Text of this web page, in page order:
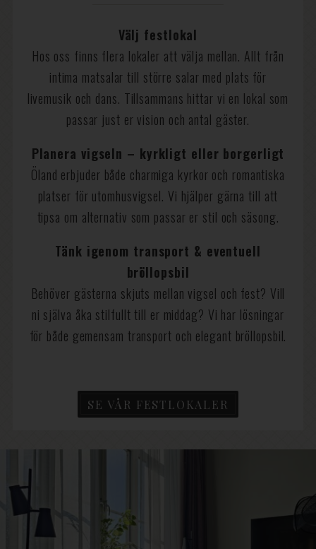
Välj festlokal
Hos oss finns flera lokaler att välja mellan. Allt från
intima matsalar till större salar med plats för
livemusik och dans. Tillsammans hittar vi en lokal som
passar just er vision och antal gäster.
Planera vigseln – kyrkligt eller borgerligt
Öland erbjuder både charmiga kyrkor och romantiska
platser för utomhusvigsel. Vi hjälper gärna till att
tipsa om alternativ som passar er stil och säsong.
Tänk igenom transport & eventuell
bröllopsbil
Behöver gästerna skjuts mellan vigsel och fest? Vill
ni själva åka stilfullt till er middag? Vi har lösningar
för både gemensam transport och elegant bröllopsbil.
SE VÅR FESTLOKALER